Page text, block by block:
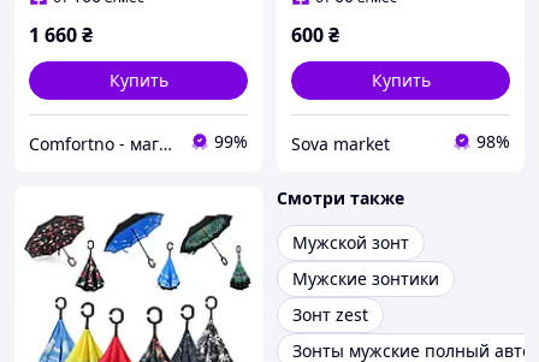
1 660₴
Купить
Comfortno - магазин комфортних рішень 99%
600₴
Купить
Sova market 98%
Смотри также
Мужской зонт
Мужские зонтики
Зонт zest
Зонты мужские полный